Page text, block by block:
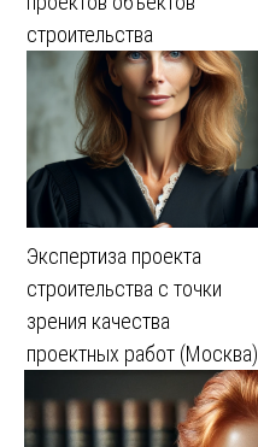
строительства
Экспертиза проекта
строительства с точки
зрения качества
проектных работ (Москва)